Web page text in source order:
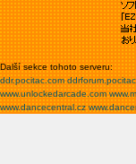
Další sekce tohoto serveru:
ddr.pocitac.com
www.unlockedarcade.com
www.dancecentral.cz